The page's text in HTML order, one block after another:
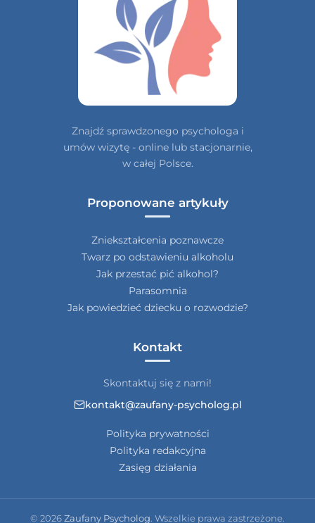
Znajdź sprawdzonego psychologa i
umów wizytę - online lub stacjonarnie,
w całej Polsce.
Proponowane artykuły
Zniekształcenia poznawcze
Twarz po odstawieniu alkoholu
Jak przestać pić alkohol?
Parasomnia
Jak powiedzieć dziecku o rozwodzie?
Kontakt
Skontaktuj się z nami!
kontakt@zaufany-psycholog.pl
Polityka prywatności
Polityka redakcyjna
Zasięg działania
© 2026Zaufany Psycholog. Wszelkie prawa zastrzeżone.